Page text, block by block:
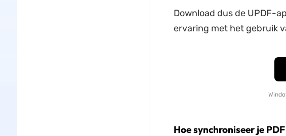
Download dus de UPDF-
ervaring met het gebruik
Hoe synchroniseer je